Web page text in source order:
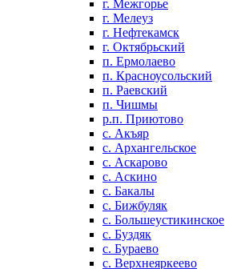
г. Межгорье
г. Мелеуз
г. Нефтекамск
г. Октябрьский
п. Ермолаево
п. Красноусольский
п. Раевский
п. Чишмы
р.п. Приютово
с. Акъяр
с. Архангельское
с. Аскарово
с. Аскино
с. Бакалы
с. Бижбуляк
с. Большеустикинское
с. Буздяк
с. Бураево
с. Верхнеяркеево